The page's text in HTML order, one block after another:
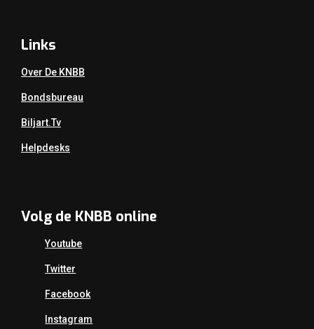
Links
Over De KNBB
Bondsbureau
Biljart.tv
Helpdesks
Volg de KNBB online
Youtube
Twitter
Facebook
Instagram